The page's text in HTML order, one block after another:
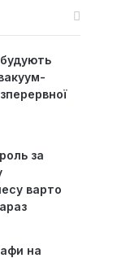
за
варто
на